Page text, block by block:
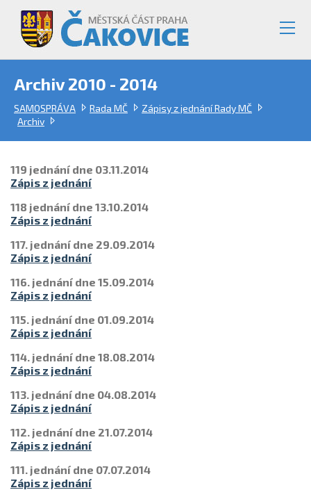
Archiv 2010 - 2014
SAMOSPRÁVA Rada MČ
Zápisy z jednání Rady MČ
Archiv
119 jednání dne 03.11.2014
Zápis z jednání
118 jednání dne 13.10.2014
Zápis z jednání
117. jednání dne 29.09.2014
Zápis z jednání
116. jednání dne 15.09.2014
Zápis z jednání
115. jednání dne 01.09.2014
Zápis z jednání
114. jednání dne 18.08.2014
Zápis z jednání
113. jednání dne 04.08.2014
Zápis z jednání
112. jednání dne 21.07.2014
Zápis z jednání
111. jednání dne 07.07.2014
Zápis z jednání